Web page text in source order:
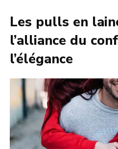
Les pulls en
l’alliance du
l’élégance